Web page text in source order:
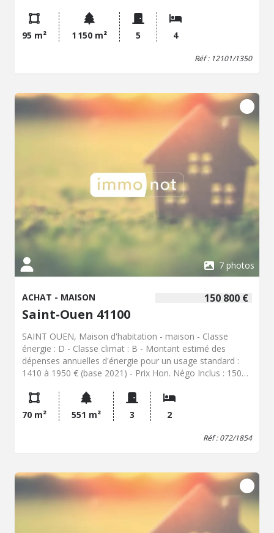
chambres de 9.5, 12.5, 12.3m², une salle de bains et wc
séparés. Fonctionnel, le sous sol total dispose d'un
garage de 40m², d'une chambre d'amis, d'une salle d'eau
avec wc, d'une cave et d'une buanderie-chaufferie. Pour
devant le bien avec accès au garage aisé. Terrain non clos
de 1150m². Ideal premier achat!
95 m² 1 150 m² 5 4
Réf : 12101/1350
7 photos
150 800 €
ACHAT - MAISON
Saint-Ouen 41100
SAINT OUEN, Maison d'habitation - maison - Classe
énergie : D - Classe climat : B - Montant estimé des
dépenses annuelles d'énergie pour un usage standard :
1410 à 1950 € (base 2021) - Prix Hon. Négo Inclus : 150
Hon. Négo :145 000 € - Réf : 072/1854
70 m²
551 m² 3 2
Réf : 072/1854